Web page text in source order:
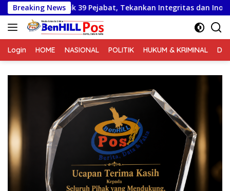
Langsung
ke
konten
Breaking News
Pejabat, Tekankan Integritas dan Inovasi Pelayanan
Login HOME NASIONAL POLITIK HUKUM & KRIMINAL